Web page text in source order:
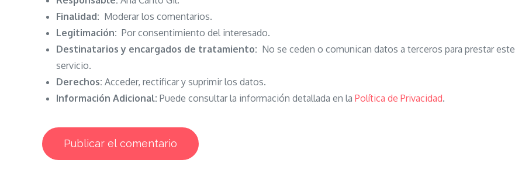
Finalidad: Moderar los comentarios.
Legitimación: Por consentimiento del interesado.
Destinatarios y encargados de tratamiento: No se ceden o comunican datos a terceros para prestar este
servicio.
Derechos: Acceder, rectificar y suprimir los datos.
Información Adicional: Puede consultar la información detallada en la Política de Privacidad.